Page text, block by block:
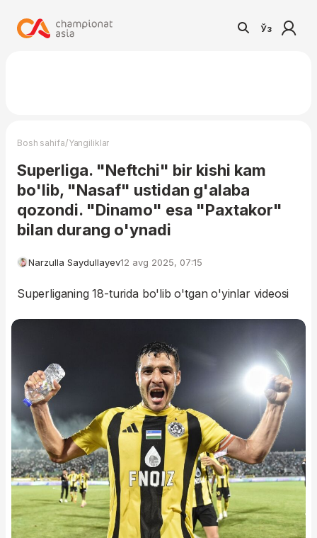
Ўз
Bosh sahifa/Yangiliklar
Superliga. "Neftchi" bir kishi kam
bo'lib, "Nasaf" ustidan g'alaba
qozondi. "Dinamo" esa "Paxtakor"
bilan durang o'ynadi
Narzulla Saydullayev12 avg 2025, 07:15
Superliganing 18-turida bo'lib o'tgan o'yinlar videosi